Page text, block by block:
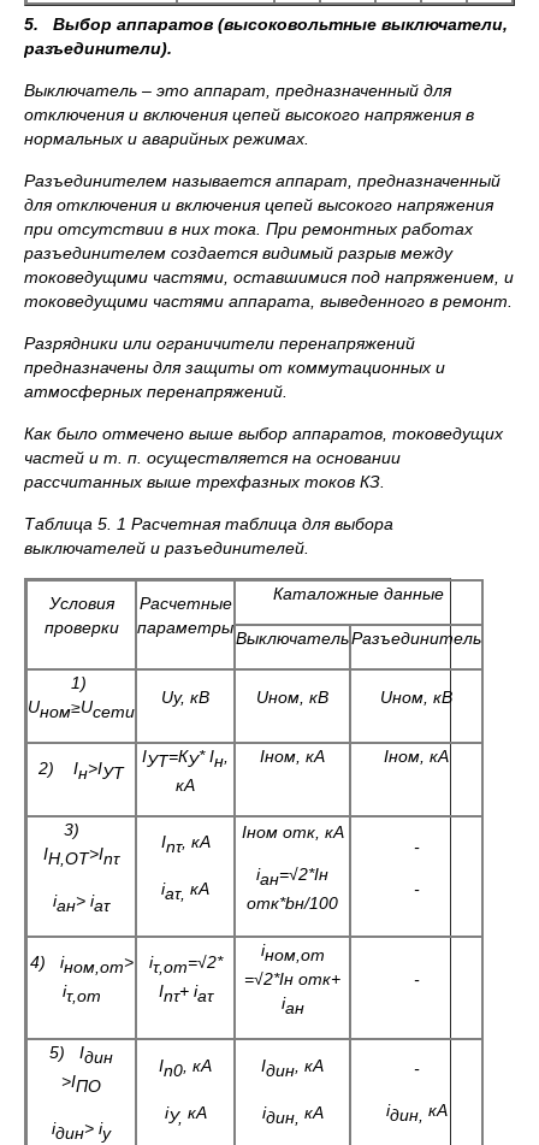
5. Выбор аппаратов (высоковольтные выключатели,
разъединители).
Выключатель – это аппарат, предназначенный для
отключения и включения цепей высокого напряжения в
нормальных и аварийных режимах.
Разъединителем называется аппарат, предназначенный
для отключения и включения цепей высокого напряжения
при отсутствии в них тока. При ремонтных работах
разъединителем создается видимый разрыв между
токоведущими частями, оставшимися под напряжением, и
токоведущими частями аппарата, выведенного в ремонт.
Разрядники или ограничители перенапряжений
предназначены для защиты от коммутационных и
атмосферных перенапряжений.
Как было отмечено выше выбор аппаратов, токоведущих
частей и т. п. осуществляется на основании
рассчитанных выше трехфазных токов КЗ.
Таблица 5. 1 Расчетная таблица для выбора
выключателей и разъединителей.
Условия
проверки
Расчетные
параметры
Каталожные данные
ВыключательРазъединитель
1)
Uном≥Uсети
Uу, кВ Uном, кВ Uном, кВ
2) Iн>IУТ
IУТ=КУ*Iн
кА
Iном, кА Iном, кА
3)
IН,ОТ>Inτ
iан> iаτ
Inτ, кА
iаτ, кА
Iном отк, кА
iан=√2*Iн
отк*bн/100
-
-
4) iном, от>
iτ,от
iτ,от=√2*
Inτ+iаτ
iном,от
=√2*Iн отк+
iан
-
5) Iдин
>IПО
iдин> iу
In0 , кА
iУ, кА
Iдин , кА
iдин, кА
-
iдин, кА